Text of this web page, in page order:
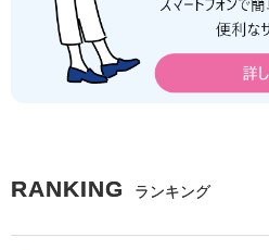
RANKING ランキング